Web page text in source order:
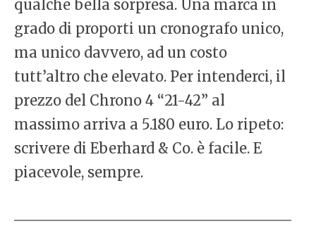
qualche bella sorpresa. Una marca in
grado di proporti un cronografo unico,
ma unico davvero, ad un costo
tutt’altro che elevato. Per intenderci, il
prezzo del Chrono 4 “21-42” al
massimo arriva a 5.180 euro. Lo ripeto:
scrivere di Eberhard & Co. è facile. E
piacevole, sempre.